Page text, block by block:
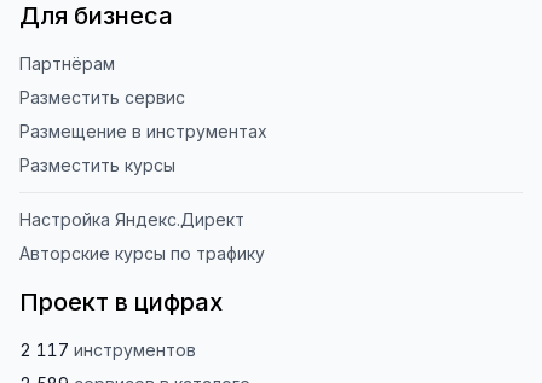
Для бизнеса
Партнёрам
Разместить сервис
Размещение в инструментах
Разместить курсы
Настройка Яндекс.Директ
Авторские курсы по трафику
Проект в цифрах
2 117 инструментов